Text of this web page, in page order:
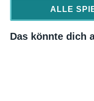
ALLE
Das könnte dich